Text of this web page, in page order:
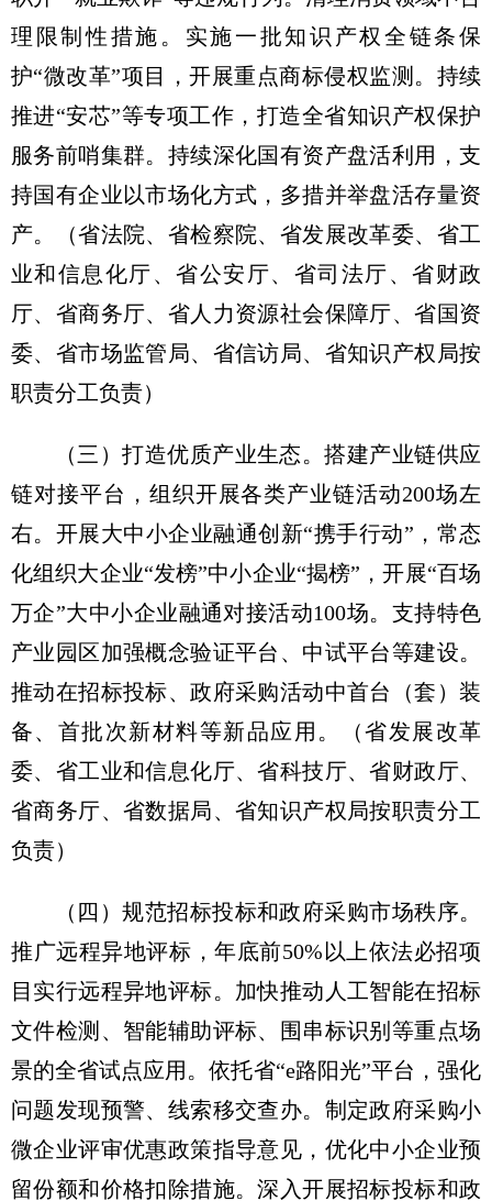
理限制性措施。实施一批知识产权全链条保
护“微改革”项目，开展重点商标侵权监测。持续
推进“安芯”等专项工作，打造全省知识产权保护
服务前哨集群。持续深化国有资产盘活利用，支
持国有企业以市场化方式，多措并举盘活存量资
产。
（省法院、省检察院、省发展改革委、省工
业和信息化厅、省公安厅、省司法厅、省财政
厅、省商务厅、省人力资源社会保障厅、省国资
委、省市场监管局、省信访局、省知识产权局按
职责分工负责）
（三）打造优质产业生态。搭建产业链供应
链对接平台，组织开展各类产业链活动200场左
右。开展大中小企业融通创新“携手行动”，常态
化组织大企业“发榜”中小企业“揭榜”，开展“百场
万企”大中小企业融通对接活动100场。支持特色
产业园区加强概念验证平台、中试平台等建设。
推动在招标投标、政府采购活动中首台（套）装
备、首批次新材料等新品应用。
（省发展改革
委、省工业和信息化厅、省科技厅、省财政厅、
省商务厅、省数据局、省知识产权局按职责分工
负责）
（四）规范招标投标和政府采购市场秩序。
推广远程异地评标，年底前50%以上依法必招项
目实行远程异地评标。加快推动人工智能在招标
文件检测、智能辅助评标、围串标识别等重点场
景的全省试点应用。依托省“e路阳光”平台，强化
问题发现预警、线索移交查办。制定政府采购小
微企业评审优惠政策指导意见，优化中小企业预
留份额和价格扣除措施。深入开展招标投标和政